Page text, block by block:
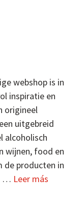
webshop is in
inspiratie en
origineel
uitgebreid
alcoholisch
wijnen, food en
de producten in
… Leer más